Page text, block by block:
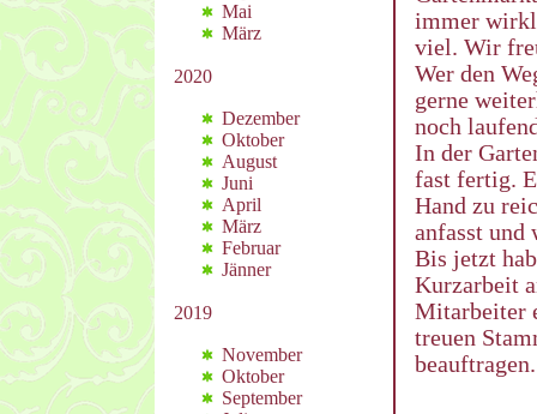
Mai
März
2020
Dezember
Oktober
August
Juni
April
März
Februar
Jänner
2019
November
Oktober
September
immer
viel. Wir
Wer den
gerne
noch
In der
fast fertig.
Hand zu
anfasst und
Bis jetzt
Kurzarbeit
Mitarbeiter
treuen
beauftragen.